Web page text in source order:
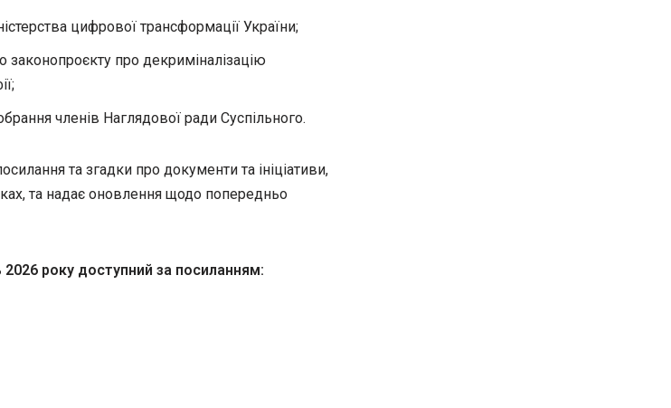
цифрової трансформації України;
законопроєкту про декриміналізацію
;
членів Наглядової ради Суспільного.
та згадки про документи та ініціативи,
та надає оновлення щодо попередньо
року доступний за посиланням: